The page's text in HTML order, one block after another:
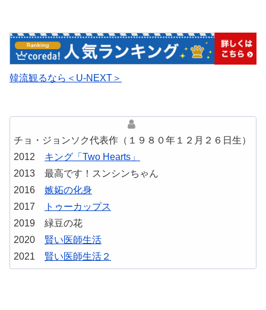
韓流観るなら＜U-NEXT＞
チョ・ジョンソク代表作（１９８０年１２月２６日生）
2012 キング「Two Hearts」
2013 最高です！スンシンちゃん
2016 嫉妬の化身
2017
トゥーカップス
2019 緑豆の花
2020 賢い医師生活
2021 賢い医師生活２